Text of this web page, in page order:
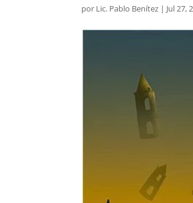
por Lic. Pablo Benítez | Jul 27,